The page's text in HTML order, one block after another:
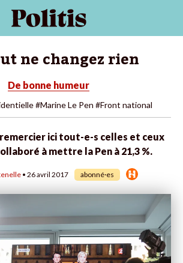
ne changez rien
De bonne humeur
#Marine Le Pen #Front national
ici tout-e-s celles et ceux
à mettre la Pen à 21,3 %.
• 26 avril 2017 abonné·es